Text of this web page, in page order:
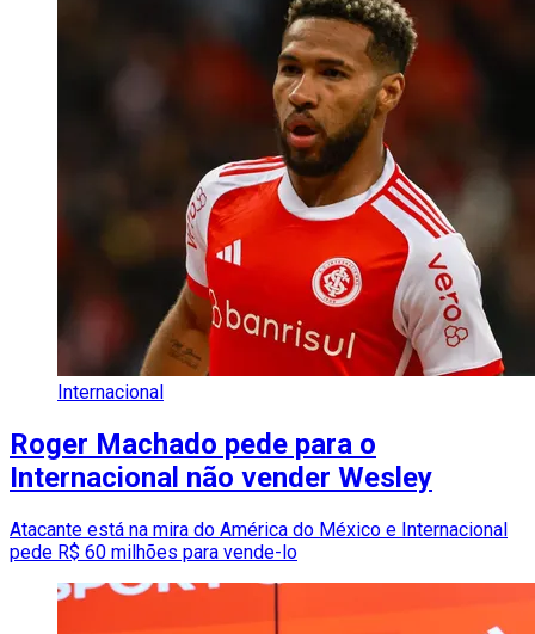
Internacional
Roger Machado pede para o
Internacional não vender Wesley
Atacante está na mira do América do México e Internacional
pede R$ 60 milhões para vende-lo